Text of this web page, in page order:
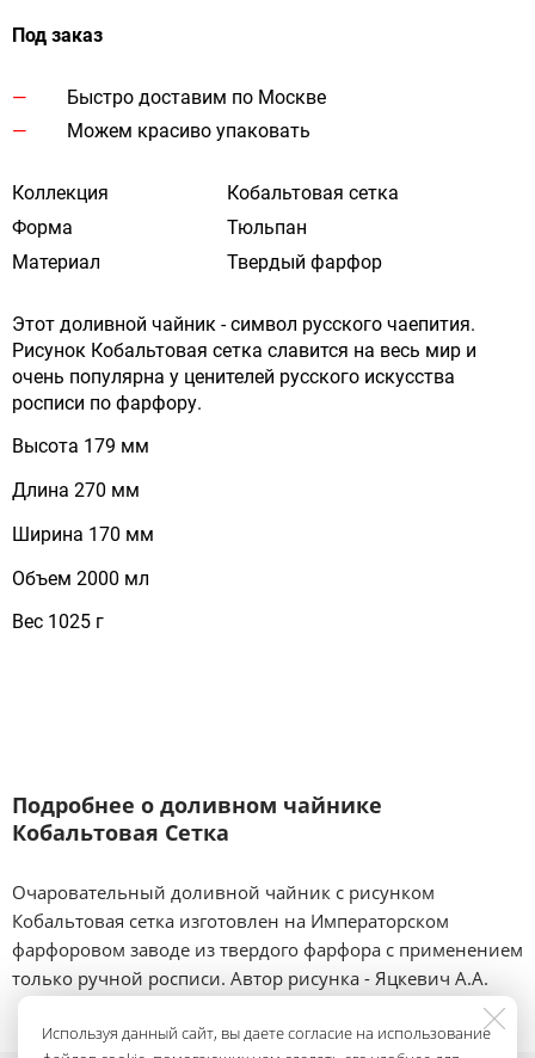
Под заказ
Быстро доставим по Москве
Можем красиво упаковать
Коллекция
Кобальтовая сетка
Форма
Тюльпан
Материал
Твердый фарфор
Этот доливной чайник - символ русского чаепития.
Рисунок Кобальтовая сетка славится на весь мир и
очень популярна у ценителей русского искусства
росписи по фарфору.
Высота 179 мм
Длина 270 мм
Ширина 170 мм
Объем 2000 мл
Вес 1025 г
Подробнее о доливном чайнике
Кобальтовая Сетка
Очаровательный доливной чайник с рисунком
Кобальтовая сетка изготовлен на Императорском
фарфоровом заводе из твердого фарфора с применением
только ручной росписи. Автор рисунка - Яцкевич А.А.
Используя данный сайт, вы даете согласие на использование